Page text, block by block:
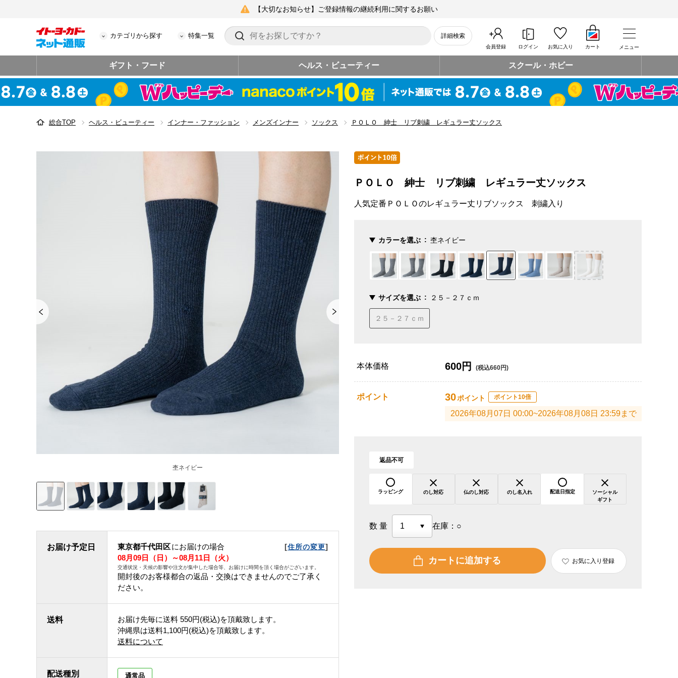
【大切なお知らせ】ご登録情報の継続利用に関するお願い
カテゴリから探す 特集一覧 詳細検索
会員登録 ログイン お気に入り カート メニュー
ギフト・フード ヘルス・ビューティー スクール・ホビー
総合TOP ヘルス・ビューティー インナー・ファッション メンズインナー ソックス ＰＯＬＯ 紳士 リブ刺繍 レギュラー丈ソックス
杢ネイビー
お届け予定日 東京都千代田区にお届けの場合 [住所の変更]
08月09日（日）～08月11日（火）
交通状況・天候の影響や注文が集中した場合等、お届けに時間を頂く場合がございます。
開封後のお客様都合の返品・交換はできませんのでご了承く
ださい。
送料 お届け先毎に送料 550円(税込)を頂戴致します。
沖縄県は送料1,100円(税込)を頂戴致します。
送料について
配送種別 通常品
ＰＯＬＯ 紳士 リブ刺繍 レギュラー丈ソックス
人気定番ＰＯＬＯのレギュラー丈リブソックス 刺繍入り
カラーを選ぶ 杢ネイビー
サイズを選ぶ ２５－２７ｃｍ
２５－２７ｃｍ
本体価格 600円 (税込660円)
ポイント 30ポイント ポイント10倍
2026年08月07日 00:00~2026年08月08日 23:59まで
返品不可
ラッピング のし対応 仏のし対応 のし名入れ 配送日指定
ソーシャル
ギフト
数量 在庫： ○
カートに追加する お気に入り登録